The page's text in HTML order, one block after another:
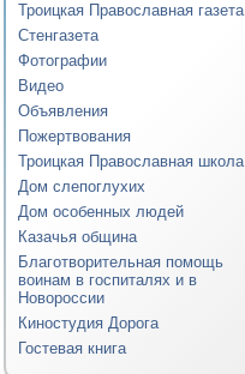
Троицкая Православная газета
Стенгазета
Фотографии
Видео
Объявления
Пожертвования
Троицкая Православная школа
Дом слепоглухих
Дом особенных людей
Казачья община
Благотворительная помощь
воинам в госпиталях и в
Новороссии
Киностудия Дорога
Гостевая книга